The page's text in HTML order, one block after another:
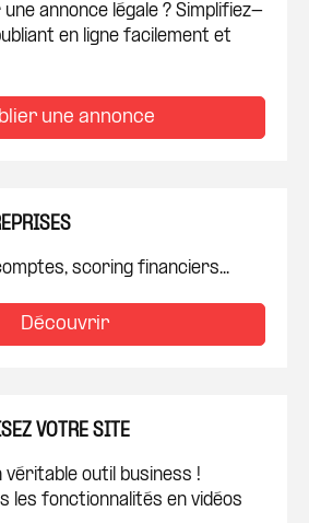
une annonce légale ? Simplifiez-
en ligne facilement et
une annonce
scoring financiers...
Découvrir
VOTRE SITE
outil business !
les fonctionnalités en vidéos